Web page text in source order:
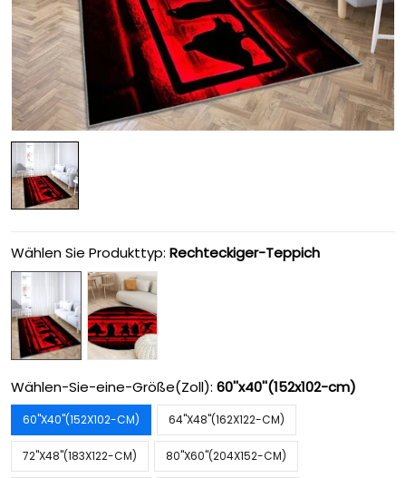
Wählen Sie Produkttyp: Rechteckiger-Teppich
Wählen-Sie-eine-Größe(Zoll): 60''x40''(152x102-cm)
60''X40''(152X102-CM) 64''X48''(162X122-CM)
72''X48''(183X122-CM) 80''X60''(204X152-CM)